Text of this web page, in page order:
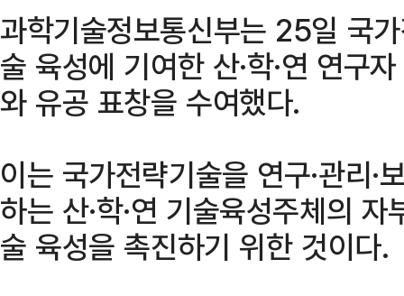
과학기술정보통신부는 25일 국
술 육성에 기여한 산·학·연 연구
와 유공 표창을 수여했다.
이는 국가전략기술을 연구·관리·
하는 산·학·연 기술육성주체의
술 육성을 촉진하기 위한 것이다.